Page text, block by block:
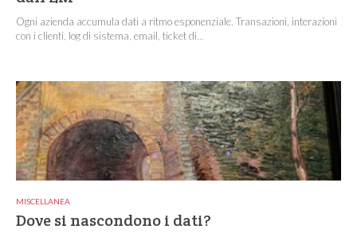
Ogni azienda accumula dati a ritmo esponenziale. Transazioni, interazioni
con i clienti, log di sistema, email, ticket di...
MISCELLANEA
Dove si nascondono i dati?